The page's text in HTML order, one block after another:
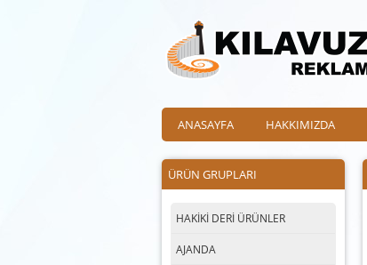
ANASAYFA HAKKIMIZDA
ÜRÜN GRUPLARI
HAKİKİ DERİ ÜRÜNLER
AJANDA